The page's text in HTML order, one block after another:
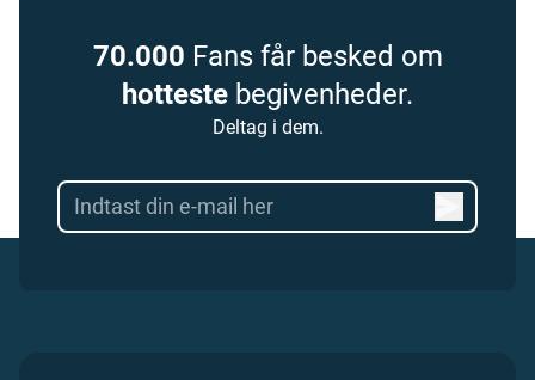
70.000 Fans får besked om
hotteste begivenheder.
Deltag i dem.